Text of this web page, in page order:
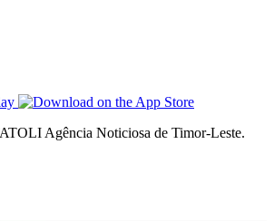
Agência Noticiosa de Timor-Leste.